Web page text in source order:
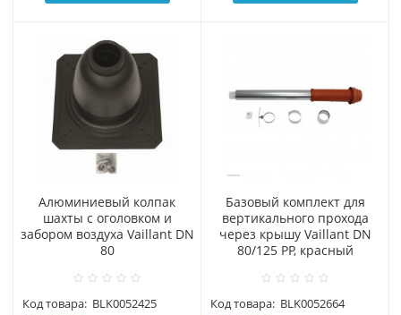
Алюминиевый колпак
шахты с оголовком и
забором воздуха Vaillant DN
80
Код товара: BLK0052425
Базовый комплект для
вертикального прохода
через крышу Vaillant DN
80/125 РР, красный
Код товара: BLK0052664